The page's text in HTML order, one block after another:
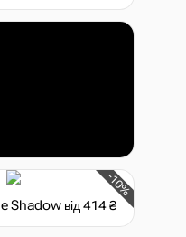
-10%
Shadow від 414 ₴